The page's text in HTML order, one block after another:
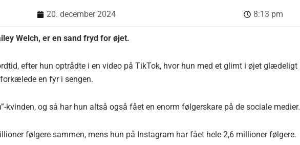
20. december 2024 8:13 pm
Welch, er en sand fryd for øjet.
efter hun optrådte i en video på TikTok, hvor hun med et glimt i øjet glædeligt
en fyr i sengen.
kvinden, og så har hun altså også fået en enorm følgerskare på de sociale medier.
følgere sammen, mens hun på Instagram har fået hele 2,6 millioner følgere.